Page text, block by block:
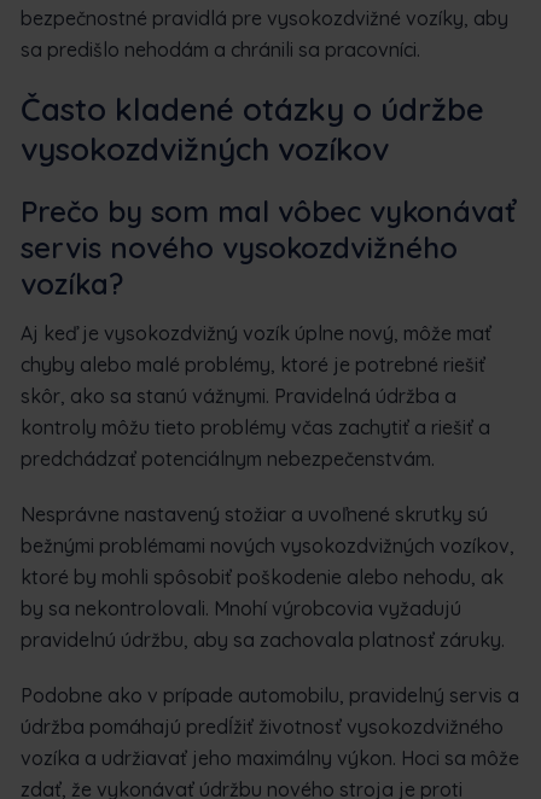
bezpečnostné pravidlá pre vysokozdvižné vozíky, aby
sa predišlo nehodám a chránili sa pracovníci.
Často kladené otázky o údržbe
vysokozdvižných vozíkov
Prečo by som mal vôbec vykonávať
servis nového vysokozdvižného
vozíka?
Aj keď je vysokozdvižný vozík úplne nový, môže mať
chyby alebo malé problémy, ktoré je potrebné riešiť
skôr, ako sa stanú vážnymi. Pravidelná údržba a
kontroly môžu tieto problémy včas zachytiť a riešiť a
predchádzať potenciálnym nebezpečenstvám.
Nesprávne nastavený stožiar a uvoľnené skrutky sú
bežnými problémami nových vysokozdvižných vozíkov,
ktoré by mohli spôsobiť poškodenie alebo nehodu, ak
by sa nekontrolovali. Mnohí výrobcovia vyžadujú
pravidelnú údržbu, aby sa zachovala platnosť záruky.
Podobne ako v prípade automobilu, pravidelný servis a
údržba pomáhajú predĺžiť životnosť vysokozdvižného
vozíka a udržiavať jeho maximálny výkon. Hoci sa môže
zdať, že vykonávať údržbu nového stroja je proti